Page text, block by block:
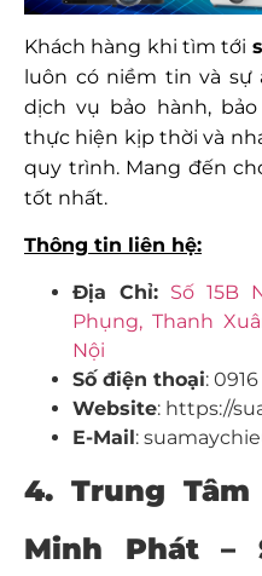
Khách hàng khi tìm tới
luôn có niềm tin và sự
dịch vụ bảo hành,
thực hiện kịp thời và
quy trình. Mang đến
tốt nhất.
Thông tin liên hệ:
Địa Chỉ: Số 15B
Phụng, Thanh
Nội
Số điện thoại:
Website: https://
E-Mail:
4. Trung Tâm
Minh Phát –